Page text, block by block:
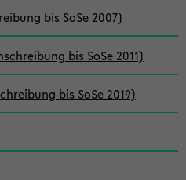
bis SoSe 2007)
bis SoSe 2011)
bis SoSe 2019)